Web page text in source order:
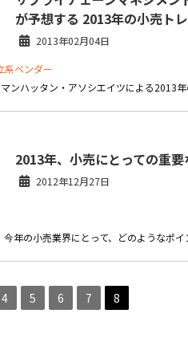
が予想する 2013年の小売ト
2013年02月04日
系ベンダー
ンハッタン・アソシエイツによる2013
2013年、小売にとっての重
2012年12月27日
年の小売業界にとって、どのようなポ
4 5 6 7 8